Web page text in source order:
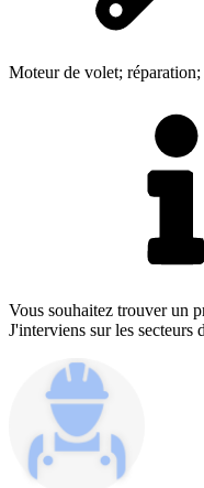
Moteur de volet;
Vous souhaitez trouver un
J'interviens sur les secteurs